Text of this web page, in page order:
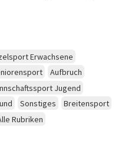
Erwachsene
Aufbruch
Jugend
Sonstiges
Breitensport
Rubriken